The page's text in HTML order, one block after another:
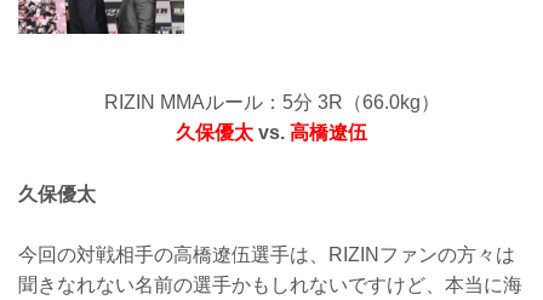
RIZIN MMAルール：5分 3R（66.0kg）
久保優太 vs. 高橋遼伍
久保優太
今回の対戦相手の高橋遼伍選手は、RIZINファンの方々は
聞きなれない名前の選手かもしれないですけど、本当に海